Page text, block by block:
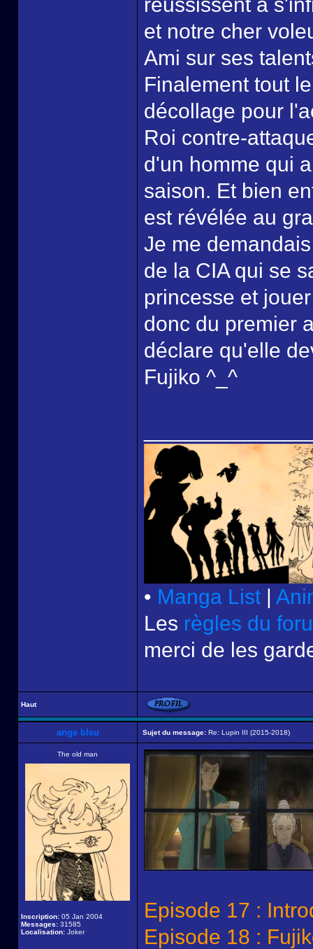
et notre cher
Ami sur ses
Finalement tout
décollage pour
Roi contre-
d'un homme qui
saison. Et bien
est révélée au
Je me
de la CIA qui se
princesse et
donc du premier
déclare qu'elle
Fujiko ^_^
• Manga List |
Les règles du
merci de les
Haut
ange bleu Sujet du message: Re: Lupin III (2015-2018)
The old man
Inscription: 05 Jan 2004
Messages: 31585
Localisation: Joker
Episode 17 :
Episode 18 :